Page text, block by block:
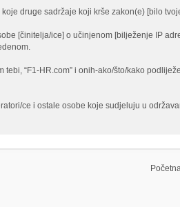
druge sadržaje koji krše zakon(e) [bilo
[činitelja/ice] o učinjenom [bilježenje IP
“F1-HR.com” i onih-ako/što/kako
ce i ostale osobe koje sudjeluju u